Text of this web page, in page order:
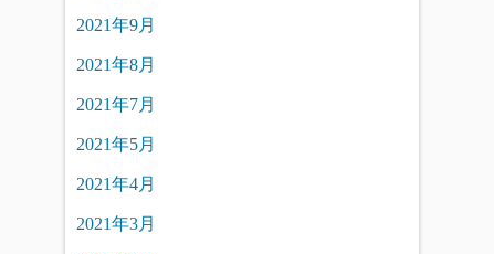
2021年9月
2021年8月
2021年7月
2021年5月
2021年4月
2021年3月